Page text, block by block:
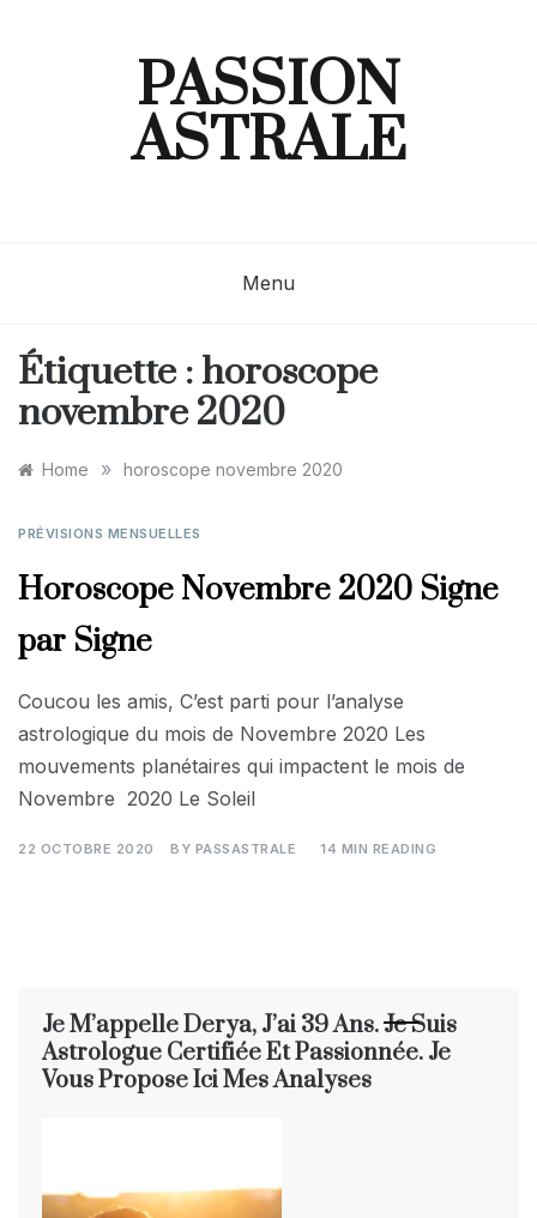
PASSION
ASTRALE
Menu
Étiquette : horoscope
novembre 2020
Home » horoscope novembre 2020
PRÉVISIONS MENSUELLES
Horoscope Novembre 2020 Signe
par Signe
Coucou les amis, C’est parti pour l’analyse
astrologique du mois de Novembre 2020 Les
mouvements planétaires qui impactent le mois de
Novembre 2020 Le Soleil
22 OCTOBRE 2020 BY PASSASTRALE 14 MIN READING
Je M’appelle Derya, J’ai 39 Ans. Je Suis
Astrologue Certifiée Et Passionnée. Je
Vous Propose Ici Mes Analyses